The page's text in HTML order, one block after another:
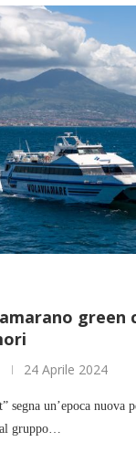
green
24 Aprile 2024
segna un’epoca nuova
gruppo…